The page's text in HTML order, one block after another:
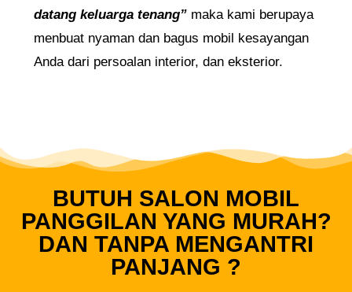
datang keluarga tenang” maka kami berupaya
menbuat nyaman dan bagus mobil kesayangan
Anda dari persoalan interior, dan eksterior.
BUTUH SALON MOBIL
PANGGILAN YANG MURAH?
DAN TANPA MENGANTRI
PANJANG ?